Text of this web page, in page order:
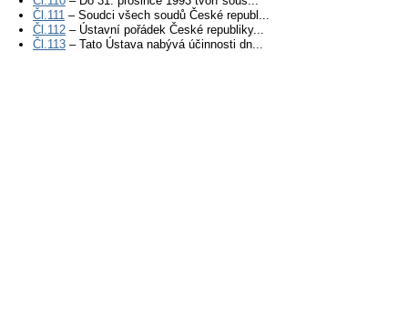
Čl.111 – Soudci všech soudů České republ...
Čl.112 – Ústavní pořádek České republiky...
Čl.113 – Tato Ústava nabývá účinnosti dn...